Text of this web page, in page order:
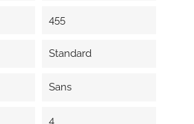
455
Standard
Sans
4